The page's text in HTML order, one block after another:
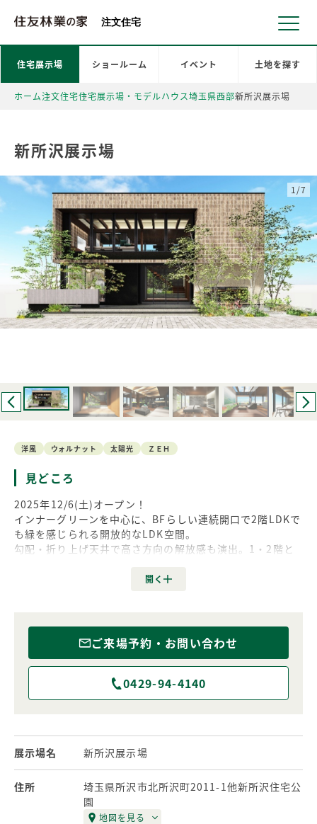
注文住宅
ホーム注文住宅住宅展示場・モデルハウス埼玉県西部新所沢展示場
住宅展示場 ショールーム イベント 土地を探す
新所沢展示場
1/7
洋風 ウォルナット 太陽光 ＺＥＨ
見どころ
2025年12/6(土)オープン！
インナーグリーンを中心に、BFらしい連続開口で2階LDKで
も緑を感じられる開放的なLDK空間。
勾配・折り上げ天井で高さ方向の解放感も演出。1・2階と
きな居場所で過ごす、そんなコンセプトのモデルハウスを一
ご来場予約・お問い合わせ
0429-94-4140
展示場名 新所沢展示場
住所
埼玉県所沢市北所沢町2011-1他新所沢住宅公
園
地図を見る